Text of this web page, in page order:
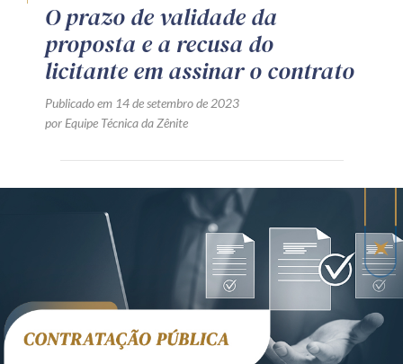
O prazo de validade da
proposta e a recusa do
licitante em assinar o contrato
Publicado em 14 de setembro de 2023
por Equipe Técnica da Zênite